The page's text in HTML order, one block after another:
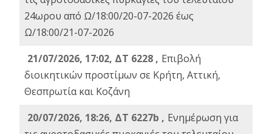
24ωρου από Ω/18:00/20-07-2026 έως
Ω/18:00/21-07-2026
21/07/2026, 17:02, ΔΤ 6228 , Επιβολή
διοικητικών προστίμων σε Κρήτη, Αττική,
Θεσπρωτία και Κοζάνη
20/07/2026, 18:26, ΔΤ 6227b , Ενημέρωση για